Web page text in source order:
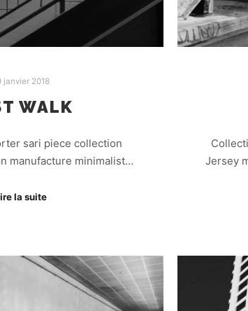
janvier 2018
WALK
sari piece collection
manufacture minimalist…
la suite
Jersey